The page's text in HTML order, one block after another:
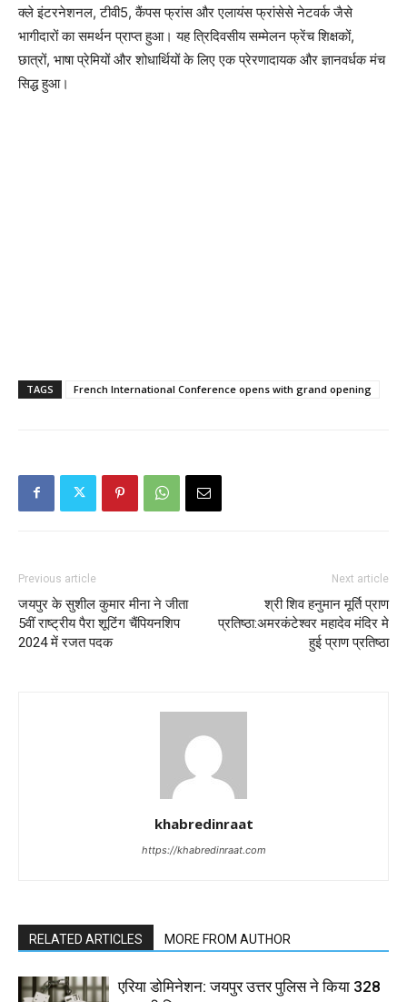
क्ले इंटरनेशनल, टीवी5, कैंपस फ्रांस और एलायंस फ्रांसेसे नेटवर्क जैसे
भागीदारों का समर्थन प्राप्त हुआ। यह त्रिदिवसीय सम्मेलन फ्रेंच शिक्षकों,
छात्रों, भाषा प्रेमियों और शोधार्थियों के लिए एक प्रेरणादायक और ज्ञानवर्धक मंच
सिद्ध हुआ।
TAGS French International Conference opens with grand opening
Previous article
जयपुर के सुशील कुमार मीना ने जीता
5वीं राष्ट्रीय पैरा शूटिंग चैंपियनशिप
2024 में रजत पदक
Next article
श्री शिव हनुमान मूर्ति प्राण
प्रतिष्ठा:अमरकंटेश्वर महादेव मंदिर मे
हुई प्राण प्रतिष्ठा
khabredinraat
https://khabredinraat.com
RELATED ARTICLES MORE FROM AUTHOR
एरिया डोमिनेशन: जयपुर उत्तर पुलिस ने किया 328